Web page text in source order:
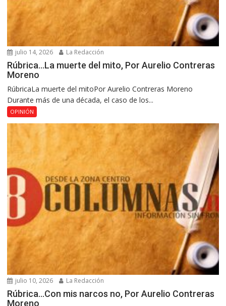
julio 14, 2026 La Redacción
Rúbrica…La muerte del mito, Por Aurelio Contreras
Moreno
RúbricaLa muerte del mitoPor Aurelio Contreras Moreno
Durante más de una década, el caso de los...
OPINIÓN
julio 10, 2026 La Redacción
Rúbrica…Con mis narcos no, Por Aurelio Contreras
Moreno